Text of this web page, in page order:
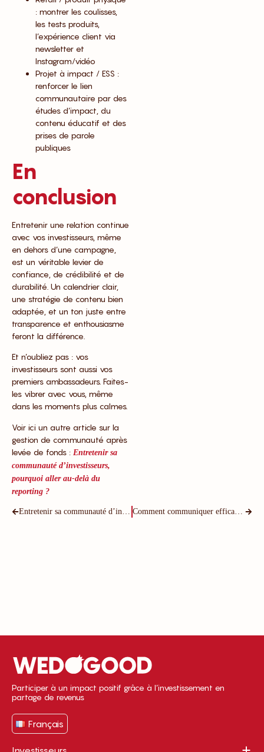
: montrer les coulisses,
les tests produits,
l’expérience client via
newsletter et
Instagram/vidéo
Projet à impact / ESS :
renforcer le lien
communautaire par des
études d’impact, du
contenu éducatif et des
prises de parole
publiques
En
conclusion
Entretenir une relation continue
avec vos investisseurs, même
en dehors d’une campagne,
est un véritable levier de
confiance, de crédibilité et de
durabilité. Un calendrier clair,
une stratégie de contenu bien
adaptée, et un ton juste entre
transparence et enthousiasme
feront la différence.
Et n’oubliez pas : vos
investisseurs sont aussi vos
premiers ambassadeurs. Faites-
les vibrer avec vous, même
dans les moments plus calmes.
Voir ici un autre article sur la
gestion de communauté après
levée de fonds : Entretenir sa
communauté d’investisseurs,
pourquoi aller au-delà du
reporting ?
Participer à un impact positif grâce à l’investissement en
partage de revenus
Français